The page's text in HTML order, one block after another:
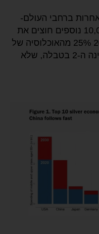
ברחבי העולם-
. בכל יום 10,000 נוספים חוצים את
גיל 65 (בכל יום!). עד שנת 2060 25% מהאוכלוסיה של
ארה״ב תחצה את גיל 65. המדינה ה-2 בטבלה, שלא